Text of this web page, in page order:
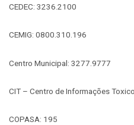
CEDEC: 3236.2100
CEMIG: 0800.310.196
Centro Municipal: 3277.9777
CIT – Centro de Informações
COPASA: 195